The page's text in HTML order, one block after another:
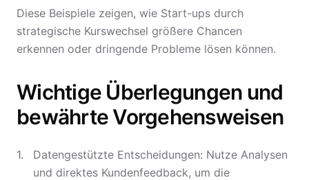
Diese Beispiele zeigen, wie Start-ups durch
strategische Kurswechsel größere Chancen
erkennen oder dringende Probleme lösen können.
Wichtige Überlegungen und
bewährte Vorgehensweisen
Datengestützte Entscheidungen: Nutze Analysen
und direktes Kundenfeedback, um die